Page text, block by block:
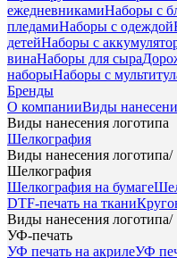
ежедневникамиНаборы с
пледамиНаборы с одеждой
детейНаборы с
винаНаборы для сыра
наборыНаборы с
Бренды
О компанииВиды
Виды нанесения логотипа
Шелкография
Виды нанесения логотипа/
Шелкография
Шелкография на бумаге
DTF-печать на ткани
Виды нанесения логотипа/
УФ-печать
УФ печать на акрилеУФ